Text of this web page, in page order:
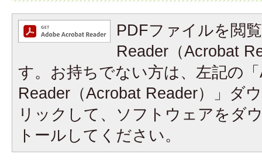
PDFファイルを閲
Reader（Acrobat
す。お持ちでない方は、左記の
Reader（Acrobat Reader）」ダ
リックして、ソフトウェアをダ
トールしてください。